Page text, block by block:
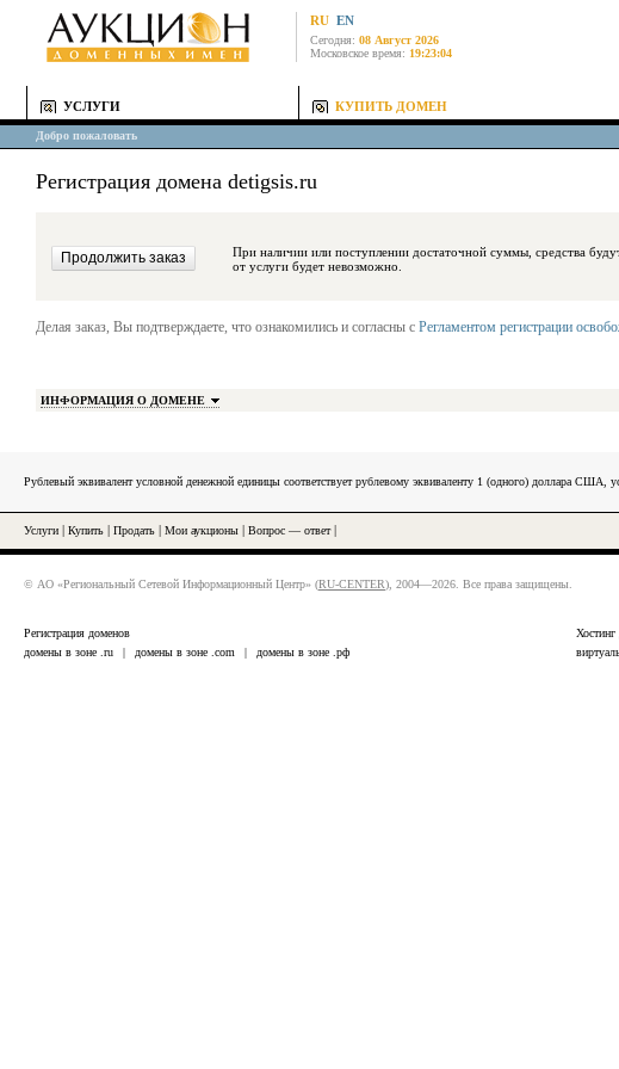
RU EN
Сегодня: 08 Август 2026
Московское время: 19:23:04
УСЛУГИ КУПИТЬ ДОМЕН
Добро пожаловать
Регистрация домена detigsis.ru
При наличии или поступлении достаточной суммы, средства будут заблокированы сразу
от услуги будет невозможно.
Делая заказ, Вы подтверждаете, что ознакомились и согласны с Регламентом регистрации
ИНФОРМАЦИЯ О ДОМЕНЕ
Рублевый эквивалент условной денежной единицы соответствует рублевому эквиваленту 1 (одного) доллара
Услуги Купить Продать Мои аукционы Вопрос — ответ|
© АО «Региональный Сетевой Информационный Центр» (RU-CENTER), 2004—2026. Все права защищены.
Регистрация доменов
домены в зоне .ru
| домены в зоне .com | домены в зоне .рф
Хостинг